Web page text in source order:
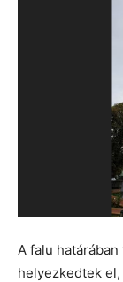
A falu
helyezkedtek